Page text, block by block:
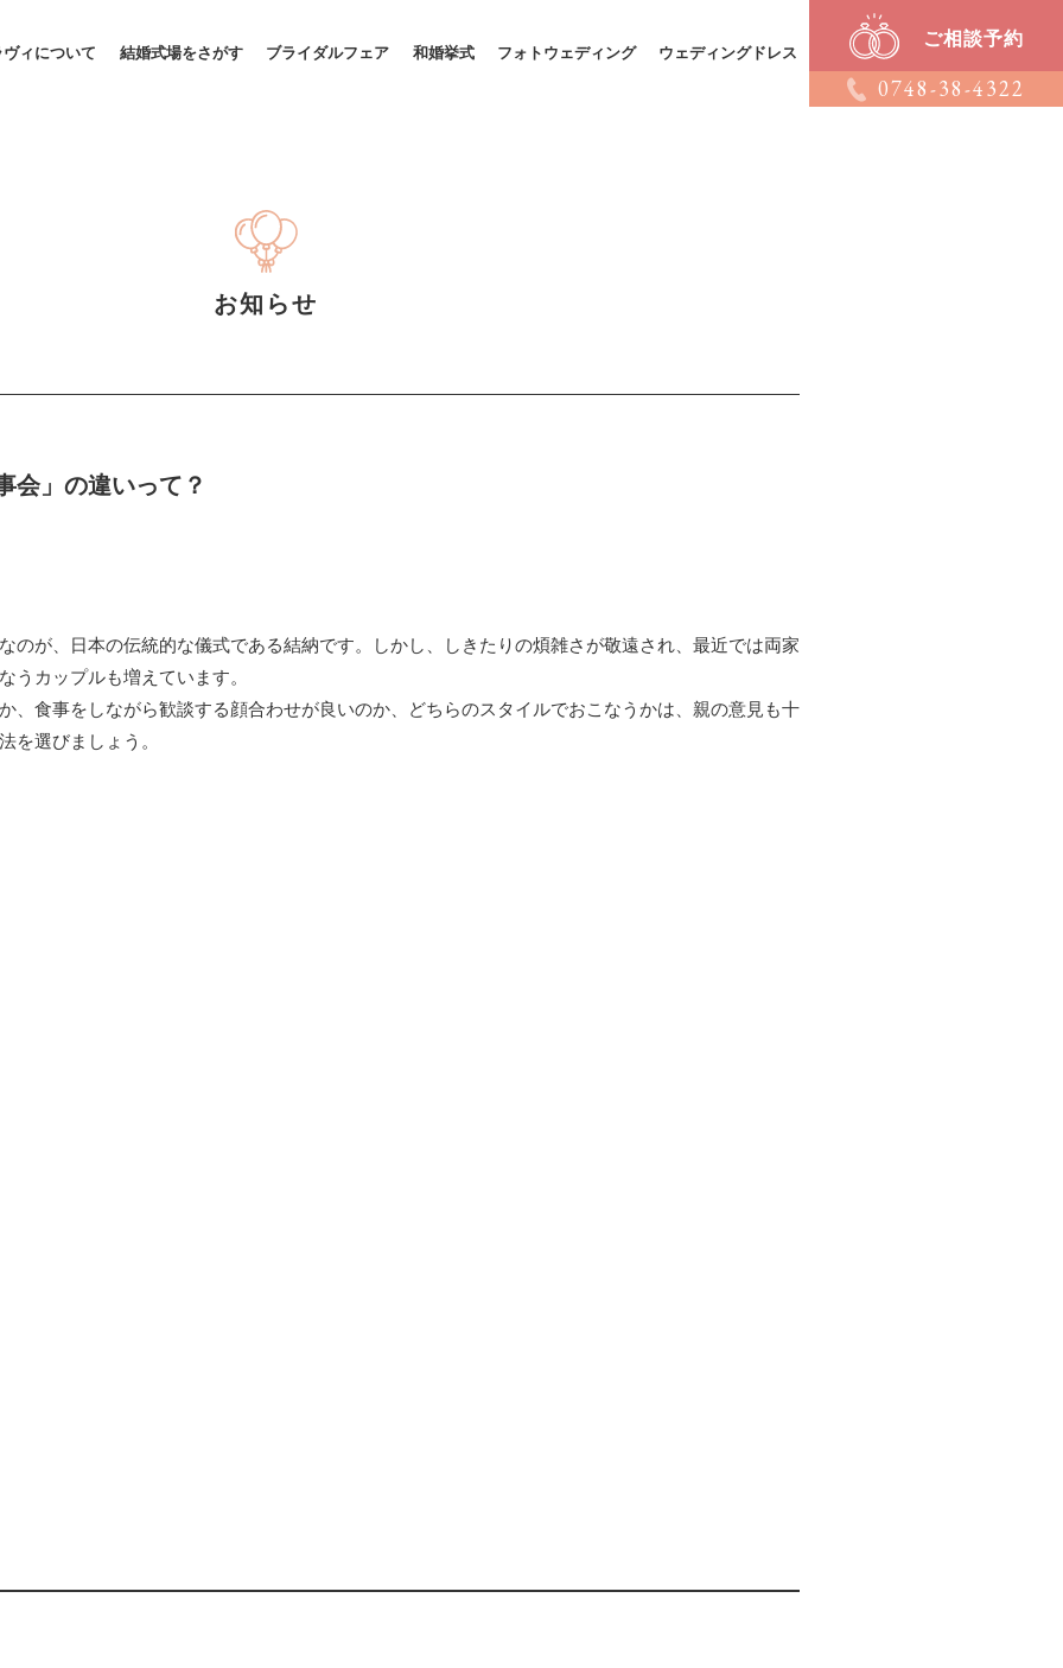
ご相談予約
0748-38-4322
ヴィについて 結婚式場をさがす ブライダルフェア 和婚挙式 フォトウェディング ウェディングドレス
お知らせ
会」の違いって？
のが、日本の伝統的な儀式である結納です。しかし、しきたりの煩雑さが敬遠され、最近では両家
うカップルも増えています。
、食事をしながら歓談する顔合わせが良いのか、どちらのスタイルでおこなうかは、親の意見も十
を選びましょう。